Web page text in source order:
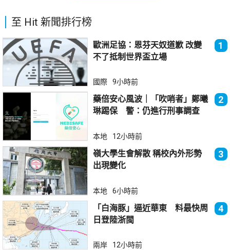
至 Hit 新聞排行榜
歐洲足協：恩芬天奴道歉 改變
不了抵制世界盃立場
1
國際 9小時前
藥倍安心風波｜「吹哨者」鄭曦
琳踢保 警：仍進行刑事調查
2
本地 12小時前
嶺大學生會解散 稱校內外形勢
出現變化
3
本地 6小時前
「白海豚」逼近華東 料最快周
日登陸浙閩
4
兩岸 12小時前